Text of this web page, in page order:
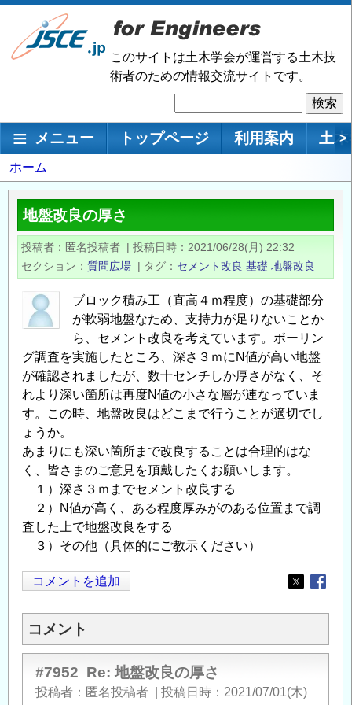
メ
ン
移
このサイトは土木学会が運営する土木技
術者のための情報交流サイトです。
索
メインナビゲーション
メニュー トップページ 利用案内 土 >
パ
ン
く
ず
ホーム
地盤改良の厚さ
投稿者 匿名投稿者 | 投稿日時
2021/06/28(月) 22:32
セクション
質問広場 | タグ セメント改良 基礎 地盤改良
ブロック積み工（直高４ｍ程度）の基礎部分
が軟弱地盤なため、支持力が足りないことか
ら、セメント改良を考えています。ボーリン
グ調査を実施したところ、深さ３ｍにN値が高い地盤
が確認されましたが、数十センチしか厚さがなく、そ
れより深い箇所は再度N値の小さな層が連なっていま
す。この時、地盤改良はどこまで行うことが適切でし
ょうか。
あまりにも深い箇所まで改良することは合理的はな
く、皆さまのご意見を頂戴したくお願いします。
１）深さ３ｍまでセメント改良する
２）N値が高く、ある程度厚みがのある位置まで調
査した上で地盤改良をする
３）その他（具体的にご教示ください）
コメントを追加
Opens in
コメント
#7952 Re: 地盤改良の厚さ
投稿者 匿名投稿者 投稿日時
2021/07/01(木)